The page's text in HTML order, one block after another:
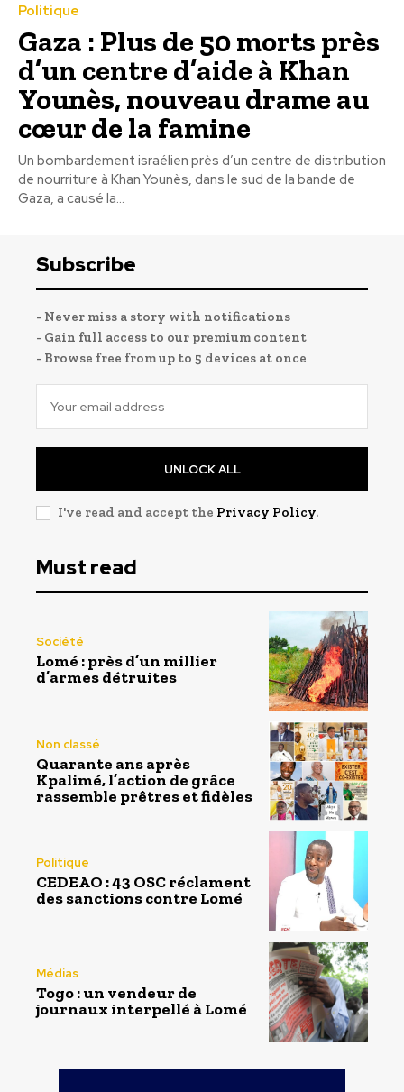
Politique
Gaza : Plus de 50 morts près
d’un centre d’aide à Khan
Younès, nouveau drame au
cœur de la famine
Un bombardement israélien près d’un centre de distribution
de nourriture à Khan Younès, dans le sud de la bande de
Gaza, a causé la...
Subscribe
- Never miss a story with notifications
- Gain full access to our premium content
- Browse free from up to 5 devices at once
UNLOCK ALL
I've read and accept the Privacy Policy.
Must read
Société
Lomé : près d’un millier
d’armes détruites
Non classé
Quarante ans après
Kpalimé, l’action de grâce
rassemble prêtres et fidèles
Politique
CEDEAO : 43 OSC réclament
des sanctions contre Lomé
Médias
Togo : un vendeur de
journaux interpellé à Lomé